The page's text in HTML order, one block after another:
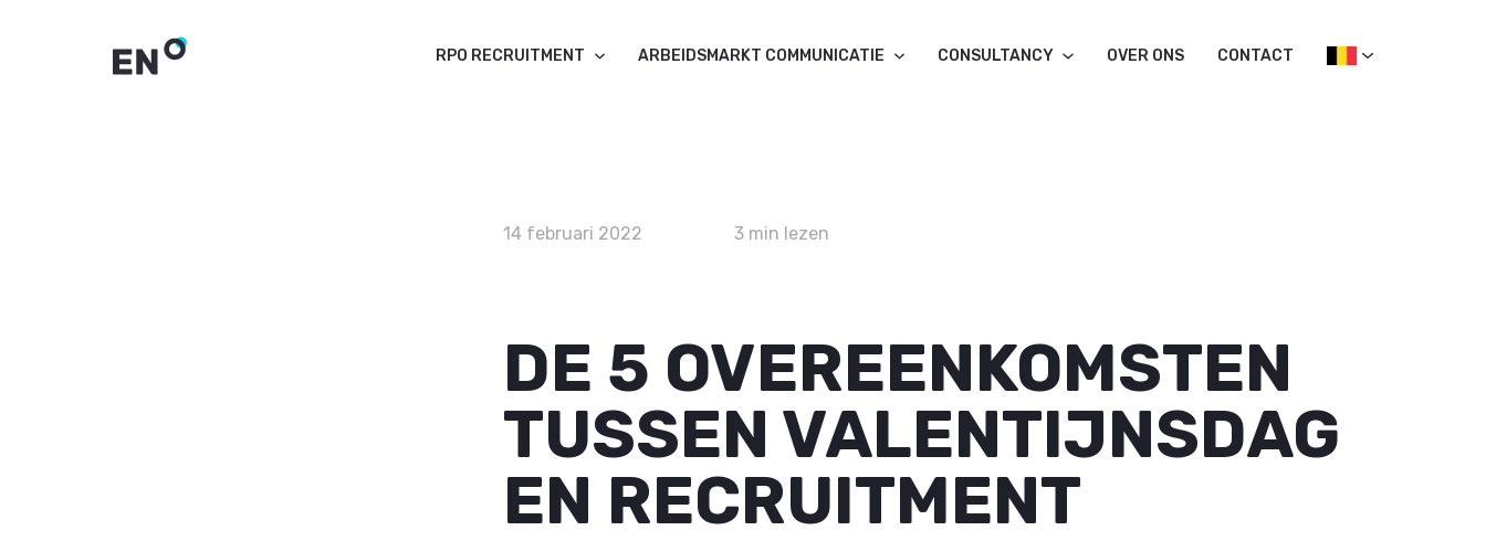
RPO RECRUITMENT ARBEIDSMARKT COMMUNICATIE CONSULTANCY OVER ONS CONTACT
14 februari 2022 3 min lezen
DE 5 OVEREENKOMSTEN
TUSSEN VALENTIJNSDAG
EN RECRUITMENT